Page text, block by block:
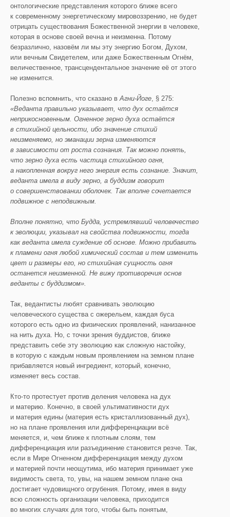
онтологические представления которого ближе всего
к современному энергетическому мировоззрению, не будет
отрицать существования Божественной энергии в человеке,
которая в основе своей вечна и неизменна. Потому
безразлично, назовём ли мы эту энергию Богом, Духом,
или вечным Свидетелем, или даже Божественным Огнём,
величественное, трансцендентальное значение её от этого
не изменится.
Полезно вспомнить, что сказано вАгни-Йоге, § 275:
«Веданта правильно указывает, что дух остаётся
неприкосновенным. Огненное зерно духа остаётся
в стихийной цельности, ибо значение стихий
неизменяемо, но эманации зерна изменяются
в зависимости от роста сознания. Так можно понять,
что зерно духа есть частица стихийного огня,
а накопленная вокруг него энергия есть сознание. Значит,
веданта имела в виду зерно, а буддизм говорит
о совершенствовании оболочек. Так вполне сочетается
подвижное с неподвижным.
Вполне понятно, что Будда, устремлявший человечество
к эволюции, указывал на свойства подвижности, тогда
как веданта имела суждение об основе. Можно прибавить
к пламени огня любой химический состав и тем изменить
цвет и размеры его, но стихийная сущность огня
останется неизменной. Не вижу противоречия основ
веданты с буддизмом».
Так, ведантисты любят сравнивать эволюцию
человеческого существа с ожерельем, каждая буса
которого есть одно из физических проявлений, нанизанное
на нить духа. Но, с точки зрения буддистов, ближе
представить себе эту эволюцию как сложную настойку,
в которую с каждым новым проявлением на земном плане
прибавляется новый ингредиент, который, конечно,
изменяет весь состав.
Кто-то протестует против деления человека на дух
и материю. Конечно, в своей ультимативности дух
и материя едины (материя есть кристаллизованный дух),
но на плане проявления или дифференциации всё
меняется, и, чем ближе к плотным слоям, тем
дифференциация или разъединение становится резче. Так,
если в Мире Огненном дифференциация между духом
и материей почти неощутима, ибо материя принимает уже
видимость света, то, увы, на нашем земном плане она
достигает чудовищного огрубения. Потому, имея в виду
всю сложность организации человека, приходится
во многих случаях для того, чтобы быть понятым,